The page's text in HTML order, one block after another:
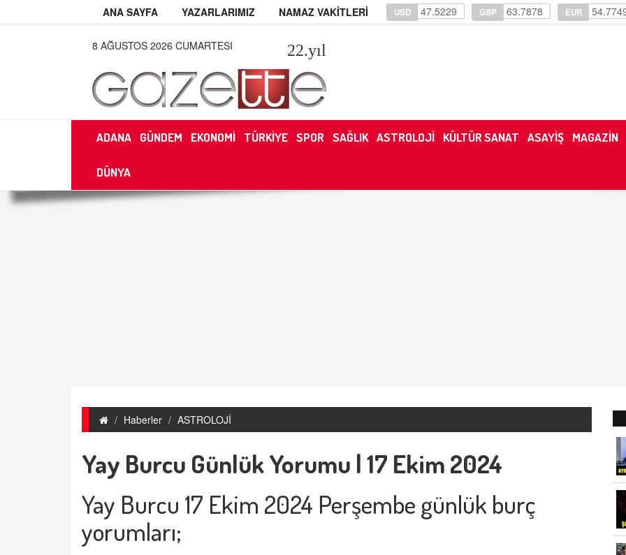
ANA SAYFA YAZARLARIMIZ NAMAZ VAKİTLERİ USD 47.5229 GBP 63.7878 EUR
8 AĞUSTOS 2026 CUMARTESI 22.yıl
ADANA GÜNDEM EKONOMİ TÜRKİYE SPOR SAĞLIK ASTROLOJİ KÜLTÜR SANAT ASAYİŞ MAGAZİN
DÜNYA
Haberler ASTROLOJİ
Yay Burcu Günlük Yorumu | 17 Ekim 2024
Yay Burcu 17 Ekim 2024 Perşembe günlük burç
yorumları;